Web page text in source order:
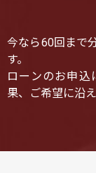
今なら60回まで
す。
ローンのお申込
果、ご希望に沿